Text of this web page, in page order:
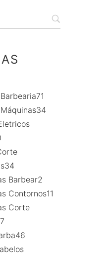
71
34
34
Barbear2
Contornos11
Corte
46